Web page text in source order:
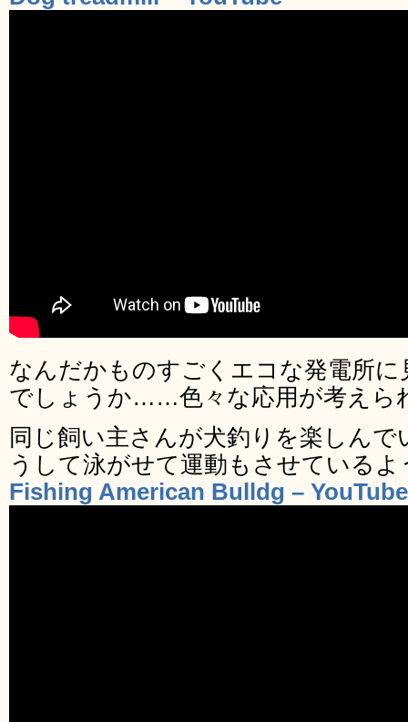
なんだかものすごくエコな発電所
でしょうか……色々な応用が考えら
同じ飼い主さんが犬釣りを楽しん
うして泳がせて運動もさせているよ
Fishing American Bulldg – YouTube